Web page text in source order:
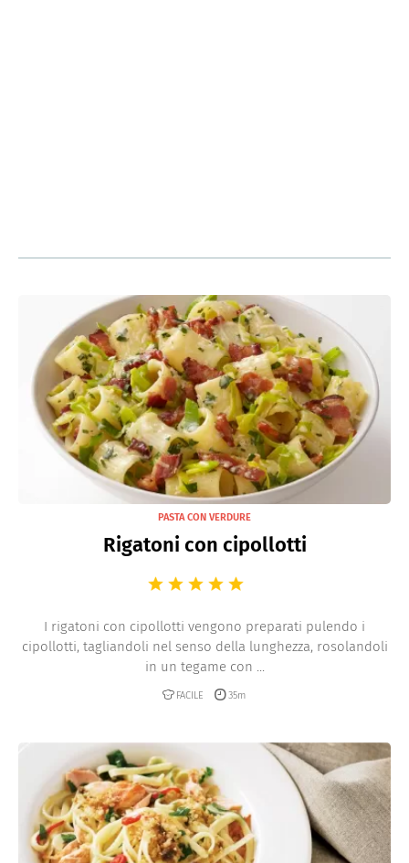
PASTA CON VERDURE
Rigatoni con cipollotti
I rigatoni con cipollotti vengono preparati pulendo i
cipollotti, tagliandoli nel senso della lunghezza, rosolandoli
in un tegame con ...
FACILE 35m